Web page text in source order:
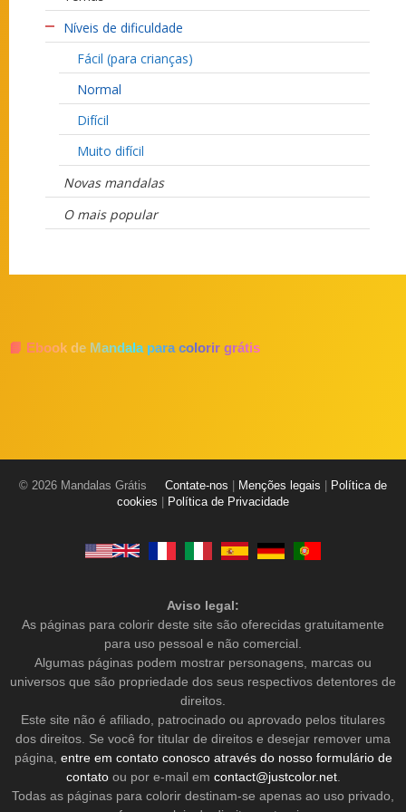
Níveis de dificuldade
Fácil (para crianças)
Normal
Difícil
Muito difícil
Novas mandalas
O mais popular
📘 Ebook de Mandala para colorir grátis
© 2026 Mandalas Grátis Contate-nos Menções legais
Política de
cookies
Política de Privacidade
Aviso legal:
As páginas para colorir deste site são oferecidas gratuitamente
para uso pessoal e não comercial.
Algumas páginas podem mostrar personagens, marcas ou
universos que são propriedade dos seus respectivos detentores de
direitos.
Este site não é afiliado, patrocinado ou aprovado pelos titulares
dos direitos. Se você for titular de direitos e desejar remover uma
página, entre em contato conosco através do nosso formulário de
contatoou por e-mail em contact@justcolor.net.
Todas as páginas para colorir destinam-se apenas ao uso privado,